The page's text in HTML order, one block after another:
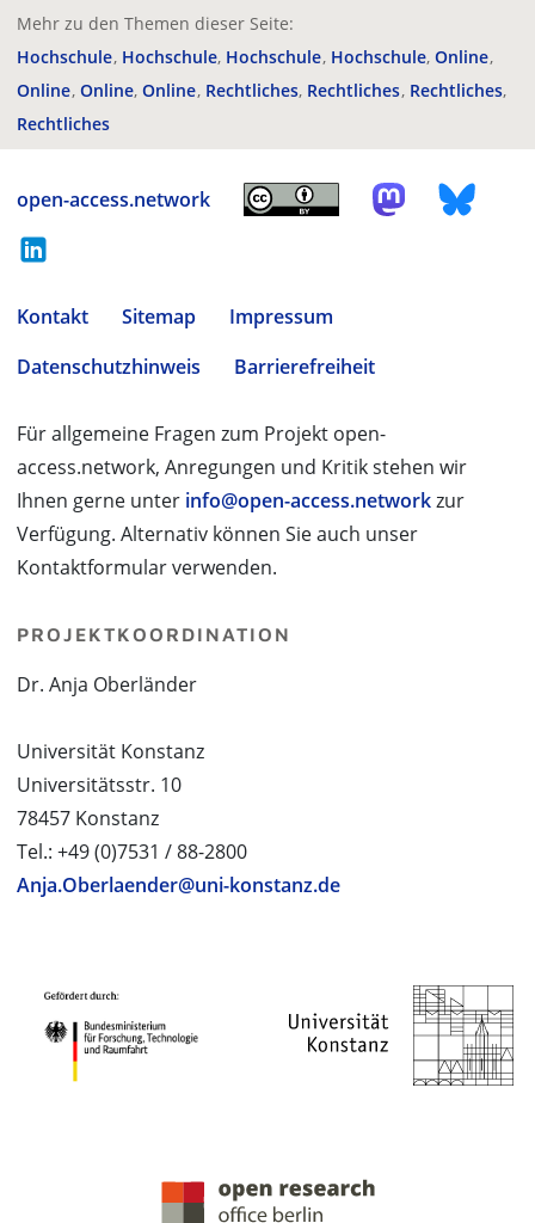
Mehr zu den Themen dieser Seite:
Hochschule Hochschule Hochschule Hochschule Online
Online Online Online Rechtliches Rechtliches Rechtliches
Rechtliches
open-access.network
Kontakt Sitemap
Impressum
Datenschutzhinweis
Barrierefreiheit
Für allgemeine Fragen zum Projekt open-
access.network, Anregungen und Kritik stehen wir
Ihnen gerne unter info@open-access.networkzur
Verfügung. Alternativ können Sie auch unser
Kontaktformular verwenden.
PROJEKTKOORDINATION
Dr. Anja Oberländer
Universität Konstanz
Universitätsstr. 10
78457 Konstanz
Tel.: +49 (0)7531 / 88-2800
Anja.Oberlaender@uni-konstanz.de